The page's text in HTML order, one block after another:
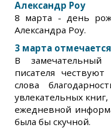
Александр Роу
8 марта - день
Александра Роу.
3 марта
В замечательный
писателя
слова
увлекательных
ежедневной
была бы скучной.